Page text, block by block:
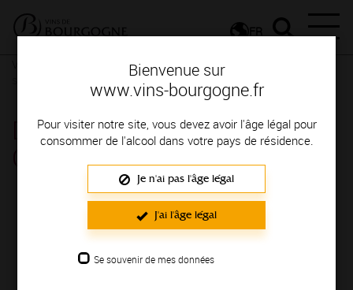
Bienvenue sur
www.vins-bourgogne.fr
Pour visiter notre site, vous devez avoir l'âge légal pour
consommer de l'alcool dans votre pays de résidence.
Je n'ai pas l'âge légal
J'ai l'âge légal
Se souvenir de mes données
FR
Femmes et hommes passionnés
DOMAINE SCHALLER
CAMILLE ET LAURENT
Région de production : CHABLIS